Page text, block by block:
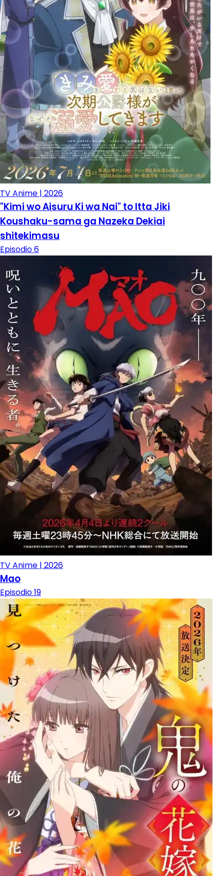
TV Anime | 2026
"Kimi wo Aisuru Ki wa Nai" to Itta Jiki
Koushaku-sama ga Nazeka Dekiai
shitekimasu
Episodio 6
TV Anime | 2026
Mao
Episodio 19